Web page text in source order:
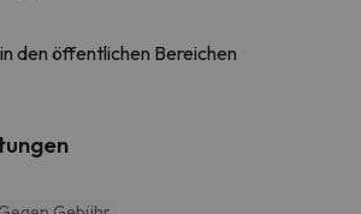
den öffentlichen Bereichen